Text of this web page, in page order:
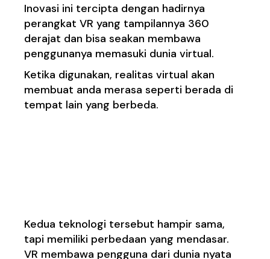
Inovasi ini tercipta dengan hadirnya
perangkat VR yang tampilannya 360
derajat dan bisa seakan membawa
penggunanya memasuki dunia virtual.
Ketika digunakan, realitas virtual akan
membuat anda merasa seperti berada di
tempat lain yang berbeda.
Kedua teknologi tersebut hampir sama,
tapi memiliki perbedaan yang mendasar.
VR membawa pengguna dari dunia nyata